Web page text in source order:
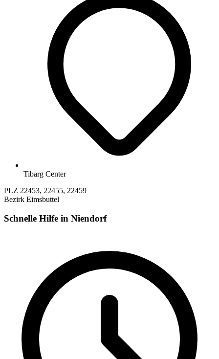
Tibarg Center
PLZ 22453, 22455, 22459
Bezirk Eimsbuttel
Schnelle Hilfe in Niendorf